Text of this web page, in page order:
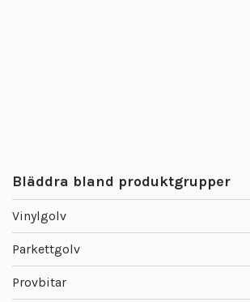
Bläddra bland produktgrupper
Vinylgolv
Parkettgolv
Provbitar